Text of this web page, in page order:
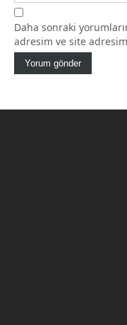
Daha sonraki
adresim ve site